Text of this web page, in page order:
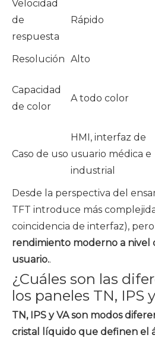
Velocidad
de
respuesta
Rápido
Resolución Alto
Capacidad
de color
A todo color
Caso de uso
HMI, interfaz de
usuario médica e
industrial
Desde la perspectiva del
TFT introduce más
coincidencia de interfaz),
rendimiento moderno a nivel
usuario..
¿Cuáles son las
los paneles TN, IPS
TN, IPS y VA son modos
cristal líquido que definen el